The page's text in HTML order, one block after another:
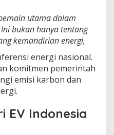
utama dalam
bukan hanya tentang
kemandirian energi,
energi nasional.
komitmen pemerintah
emisi karbon dan
EV Indonesia